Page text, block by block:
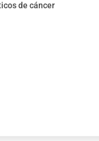
de cáncer